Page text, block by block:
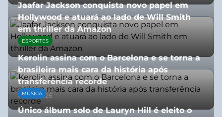
Jaafar Jackson conquista novo papel em
Hollywood e atuará ao lado de Will Smith
em thriller da Amazon
06/08/2026
ESPORTES
Kerolin assina com o Barcelona e se torna a
brasileira mais cara da história após
transferência recorde
04/08/2026
MÚSICA
Único álbum solo de Lauryn Hill é eleito o